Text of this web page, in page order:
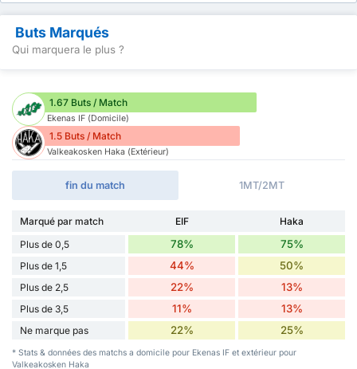
Buts Marqués
Qui marquera le plus ?
1.67 Buts / Match
Ekenas IF (Domicile)
1.5 Buts / Match
Valkeakosken Haka (Extérieur)
fin du match 1MT/2MT
Marqué par match EIF
Haka
Plus de 0,5
78% 75%
Plus de 1,5 44% 50%
Plus de 2,5 22% 13%
Plus de 3,5 11% 13%
Ne marque pas 22% 25%
* Stats & données des matchs a domicile pour Ekenas IF et extérieur pour
Valkeakosken Haka